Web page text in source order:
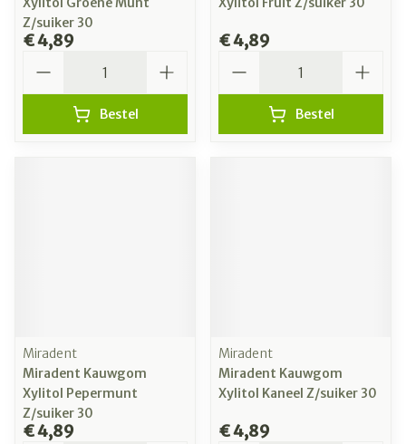
Z/suiker 30
€ 4,89
Bestel
€ 4,89
Bestel
Miradent
Miradent Kauwgom
Xylitol Pepermunt
Z/suiker 30
€ 4,89
Miradent
Miradent Kauwgom
Xylitol Kaneel Z/suiker 30
€ 4,89